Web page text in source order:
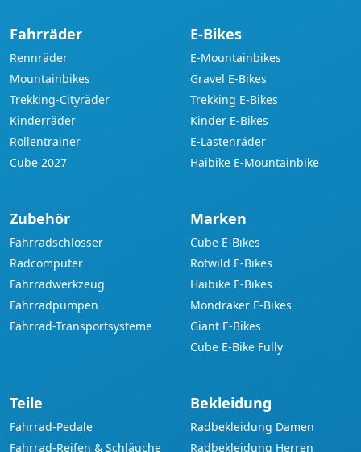
Fahrräder
Rennräder
Mountainbikes
Trekking-Cityräder
Kinderräder
Rollentrainer
Cube 2027
E-Bikes
E-Mountainbikes
Gravel E-Bikes
Trekking E-Bikes
Kinder E-Bikes
E-Lastenräder
Haibike E-Mountainbike
Zubehör
Fahrradschlösser
Radcomputer
Fahrradwerkzeug
Fahrradpumpen
Fahrrad-Transportsysteme
Marken
Cube E-Bikes
Rotwild E-Bikes
Haibike E-Bikes
Mondraker E-Bikes
Giant E-Bikes
Cube E-Bike Fully
Teile
Fahrrad-Pedale
Fahrrad-Reifen & Schläuche
Bekleidung
Radbekleidung Damen
Radbekleidung Herren